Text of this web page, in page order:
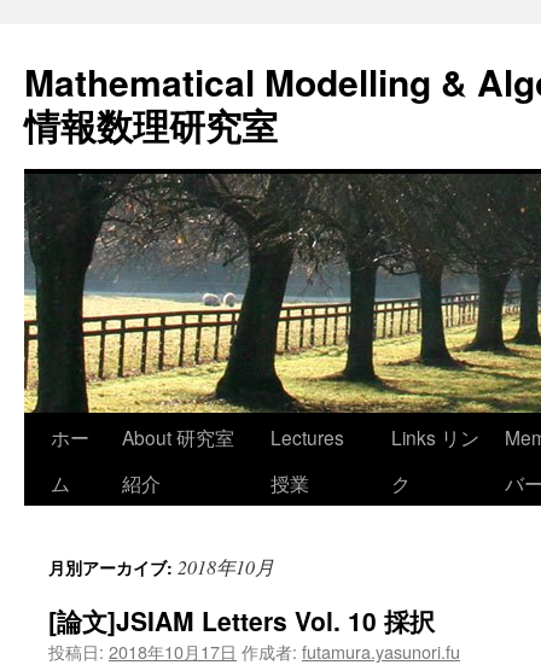
テ
ン
ツ
へ
ッ
プ
Mathematical Modelling &
情報数理研究室
ホー
ム
About 研究室
紹介
Lectures
授業
Links リン
ク
バ
月別アーカイブ: 2018年10月
[論文]JSIAM Letters Vol. 10 採択
投稿日: 2018年10月17日 作成者: futamura.yasunori.fu